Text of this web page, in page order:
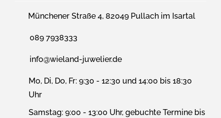
Münchener Straße 4, 82049 Pullach im Isartal
089 7938333
info@wieland-juwelier.de
Mo, Di, Do, Fr: 9:30 - 12:30 und 14:00 bis 18:30
Uhr
Samstag: 9:00 - 13:00 Uhr, gebuchte Termine bis